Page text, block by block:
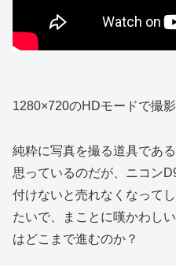
1280×720のHDモードで撮影
純粋に写真を撮る道具であ
思っているのだが、ニコン
付けないと売れなくなって
たいで、まことに嘆かわし
はどこまで進むのか？